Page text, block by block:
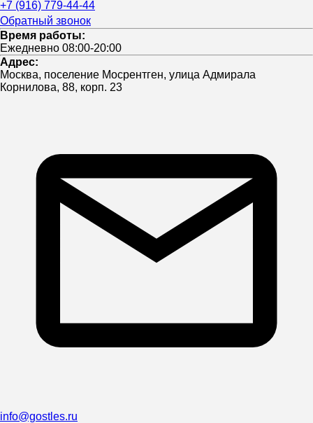
+7 (916) 779-44-44
Обратный звонок
Время работы:
Ежедневно 08:00-20:00
Адрес:
Москва, поселение Мосрентген, улица Адмирала
Корнилова, 88, корп. 23
info@gostles.ru